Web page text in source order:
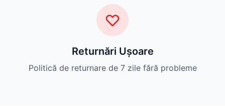
Returnări Ușoare
Politică de returnare de 7 zile fără probleme